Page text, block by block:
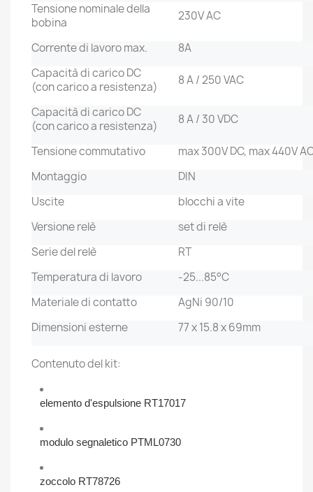
Tensione nominale della
bobina
230V AC
Corrente di lavoro max.
8A
Capacità di carico DC
(con carico a resistenza)
8 A / 250 VAC
Capacità di carico DC
(con carico a resistenza)
8 A / 30 VDC
Tensione commutativo
max 300V DC, max 440V
Montaggio
DIN
Uscite
blocchi a vite
Versione relè
set di relè
Serie del relè
RT
Temperatura di lavoro
-25...85°C
Materiale di contatto
AgNi 90/10
Dimensioni esterne
77 x 15.8 x 69mm
Contenuto del kit:
elemento d'espulsione RT17017
modulo segnaletico PTML0730
zoccolo RT78726